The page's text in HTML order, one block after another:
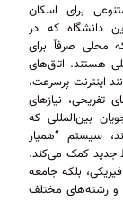
برای اسکان
دانشگاه که در
محلی صرفاً برای
هستند. اتاق‌های
اینترنت پرسرعت،
نیازهای
بین‌المللی که
سیستم “همیار
جدید کمک می‌کند.
بلکه جامعه
و رشته‌های مختلف